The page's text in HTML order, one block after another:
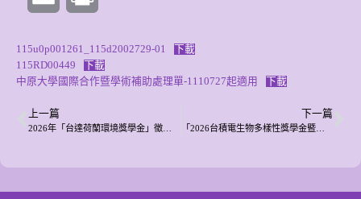
115u0p001261_115d2002729-01
下載
115RD00449
下載
中原大學國際合作暨學術補助處理單-1110727起適用
下載
上一篇 下一篇
「2026台積電生物多樣性獎學金暨提案獎勵計畫」，歡迎踴躍申請!